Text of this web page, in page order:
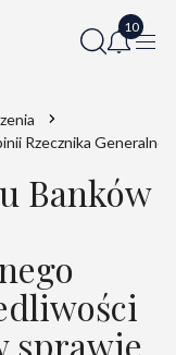
Rzecznika
Banków
sprawie